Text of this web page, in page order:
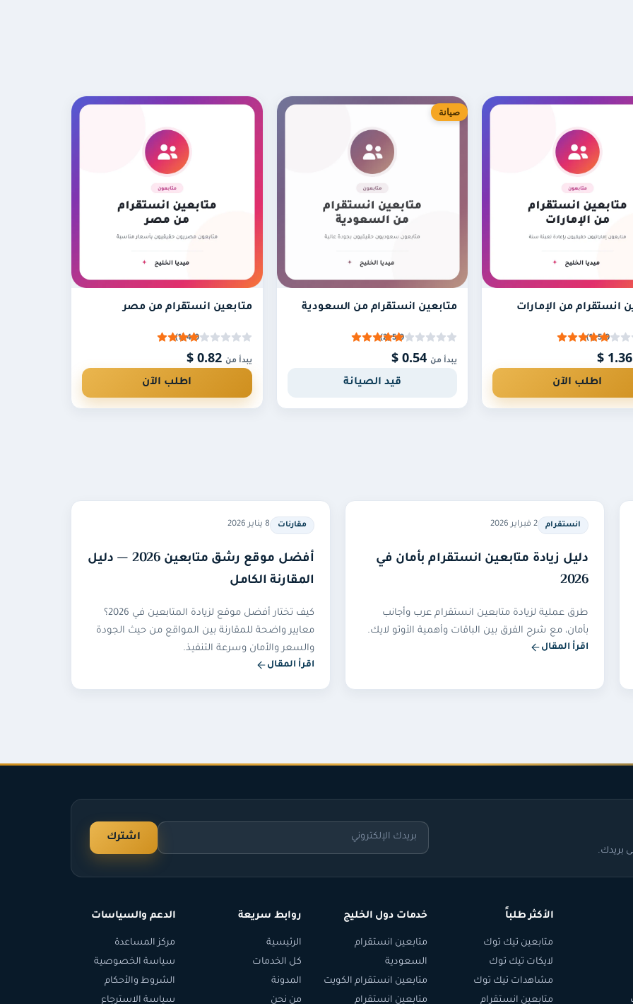
مخالفة لقوانين الدولة.
خلال 24 إلى 48 ساعة كحد أقصى من وقت الاشتراك، وجميع المتابعين من حسابات عربية. ويُضاف باقي عناصر الباقة من أوتو لايك ومشاهدات
تقوم خدمة الأوتو لايك بإرسال لايكات ومشاهدات تلقائيًا لكل بوست جديد تنشره على حسابك لمدة شهر كامل، ويمكنك نشر حتى 10 بوستات يوميًا. كما يمكنك تجديد هذه
تلقائية لمدة شهر من خلال الخانة المخصصة لذلك أعلاه. بهذا تحصل على بديل يناسب جمهورك دون الاستغناء
انستقرام من الإمارات
5.0 (1)
1.36 $
اطلب الآن
صيانة
متابعين انستقرام من السعودية
5.0 (2)
يبدأ من
قيد الصيانة
متابعين انستقرام من مصر
4.0 (1)
يبدأ من 0.82 $
اطلب الآن
انستقرام 2 فبراير 2026
دليل زيادة متابعين انستقرام بأمان في
2026
طرق عملية لزيادة متابعين انستقرام عرب وأجانب
بأمان، مع شرح الفرق بين الباقات وأهمية الأوتو لايك.
اقرأ المقال
مقارنات 8 يناير 2026
أفضل موقع رشق متابعين 2026 — دليل
المقارنة الكامل
كيف تختار أفضل موقع لزيادة المتابعين في 2026؟
معايير واضحة للمقارنة بين المواقع من حيث الجودة
والسعر والأمان وسرعة التنفيذ.
اقرأ المقال
بريدك.
اشترك
الأكثر طلباً
متابعين تيك توك
لايكات تيك توك
مشاهدات تيك توك
متابعين انستقرام
خدمات دول الخليج
متابعين انستقرام
السعودية
متابعين انستقرام الكويت
متابعين انستقرام
روابط سريعة
الرئيسية
كل الخدمات
المدونة
من نحن
الدعم والسياسات
مركز المساعدة
سياسة الخصوصية
الشروط والأحكام
سياسة الاسترجاع